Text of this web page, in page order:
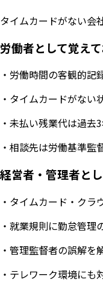
タイムカードがない会
労働者として覚え
・労働時間の客観的記
・タイムカードがな
・未払い残業代は過
・相談先は労働基準
経営者・管理者と
・タイムカード・ク
・就業規則に勤怠管理
・管理監督者の誤解
・テレワーク環境にも